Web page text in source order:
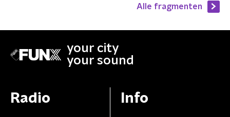
Alle fragmenten
your city
your sound
Radio Info